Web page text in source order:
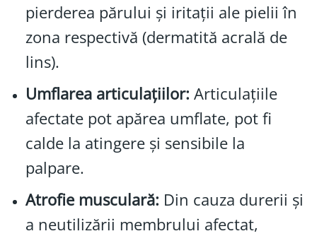
pierderea părului și iritații ale pielii în
zona respectivă (dermatită acrală de
lins).
Umflarea articulațiilor: Articulațiile
afectate pot apărea umflate, pot fi
calde la atingere și sensibile la
palpare.
Atrofie musculară: Din cauza durerii și
a neutilizării membrului afectat,